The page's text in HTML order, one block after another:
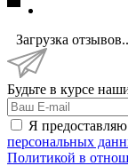
Загрузка
Будьте в курсе
Я
персональных
Политикой в